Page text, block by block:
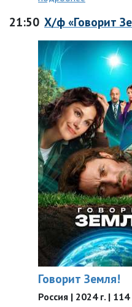
21:50 Х/ф «Говорит
Говорит Земля!
Россия | 2024 г. |